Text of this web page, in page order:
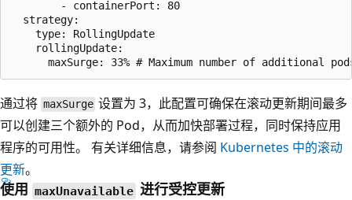
        - containerPort: 80
  strategy:
    type: RollingUpdate
    rollingUpdate:
通过将 maxSurge 设置为 3，此配置可确保在滚动更新期间最多
可以创建三个额外的 Pod，从而加快部署过程，同时保持应用
程序的可用性。 有关详细信息，请参阅 Kubernetes 中的滚动
更新。
使用 maxUnavailable 进行受控更新